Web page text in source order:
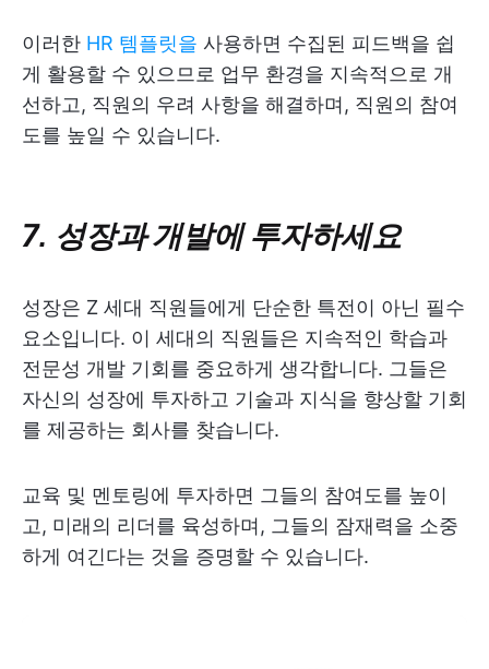
이러한 HR 템플릿을 사용하면 수집된 피드백을 쉽
게 활용할 수 있으므로 업무 환경을 지속적으로 개
선하고, 직원의 우려 사항을 해결하며, 직원의 참여
도를 높일 수 있습니다.
7. 성장과 개발에 투자하세요
성장은 Z 세대 직원들에게 단순한 특전이 아닌 필수
요소입니다. 이 세대의 직원들은 지속적인 학습과
전문성 개발 기회를 중요하게 생각합니다. 그들은
자신의 성장에 투자하고 기술과 지식을 향상할 기회
를 제공하는 회사를 찾습니다.
교육 및 멘토링에 투자하면 그들의 참여도를 높이
고, 미래의 리더를 육성하며, 그들의 잠재력을 소중
하게 여긴다는 것을 증명할 수 있습니다.